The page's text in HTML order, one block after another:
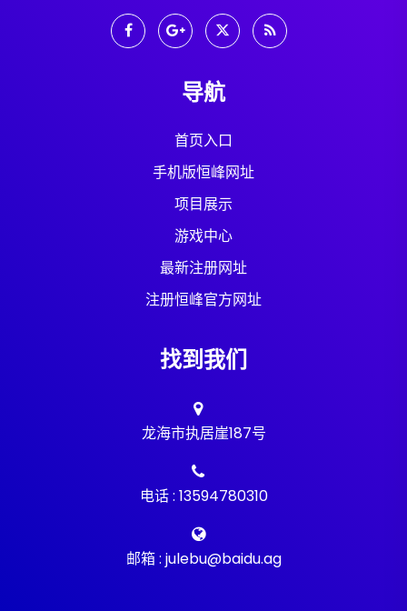
导航
首页入口
手机版恒峰网址
项目展示
游戏中心
最新注册网址
注册恒峰官方网址
找到我们
龙海市执居崖187号
电话 : 13594780310
邮箱 : julebu@baidu.ag